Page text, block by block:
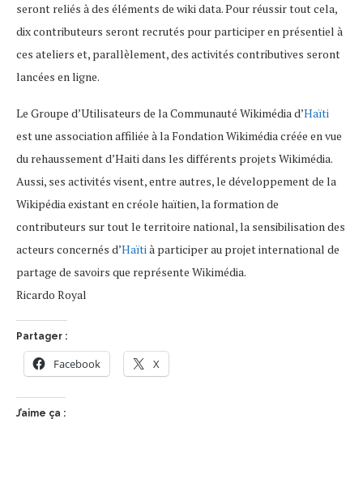
seront reliés à des éléments de wiki data. Pour réussir tout cela,
dix contributeurs seront recrutés pour participer en présentiel à
ces ateliers et, parallèlement, des activités contributives seront
lancées en ligne.
Le Groupe d’Utilisateurs de la Communauté Wikimédia d’Haïti
est une association affiliée à la Fondation Wikimédia créée en vue
du rehaussement d’Haiti dans les différents projets Wikimédia.
Aussi, ses activités visent, entre autres, le développement de la
Wikipédia existant en créole haïtien, la formation de
contributeurs sur tout le territoire national, la sensibilisation des
acteurs concernés d’Haïtià participer au projet international de
partage de savoirs que représente Wikimédia.
Ricardo Royal
Partager :
Facebook X
J’aime ça :